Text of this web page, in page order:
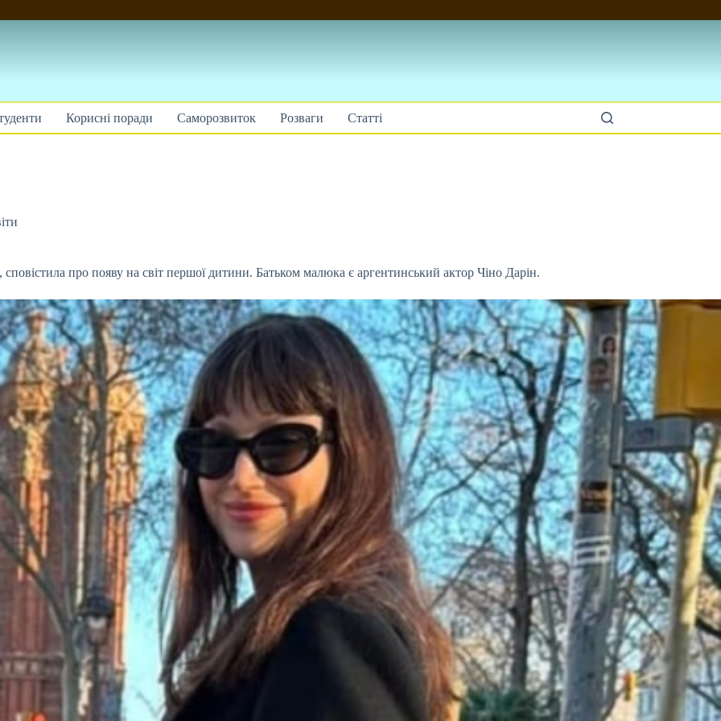
Корисні поради Саморозвиток Розваги Статті
про появу на світ першої дитини. Батьком малюка є аргентинський актор Чіно Дарін.